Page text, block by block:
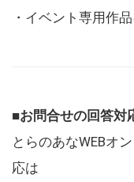
・イベント専用作
■お問合せの回答対
とらのあなWEBオ
応は